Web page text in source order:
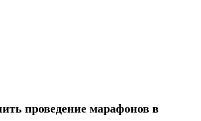
проведение марафонов в